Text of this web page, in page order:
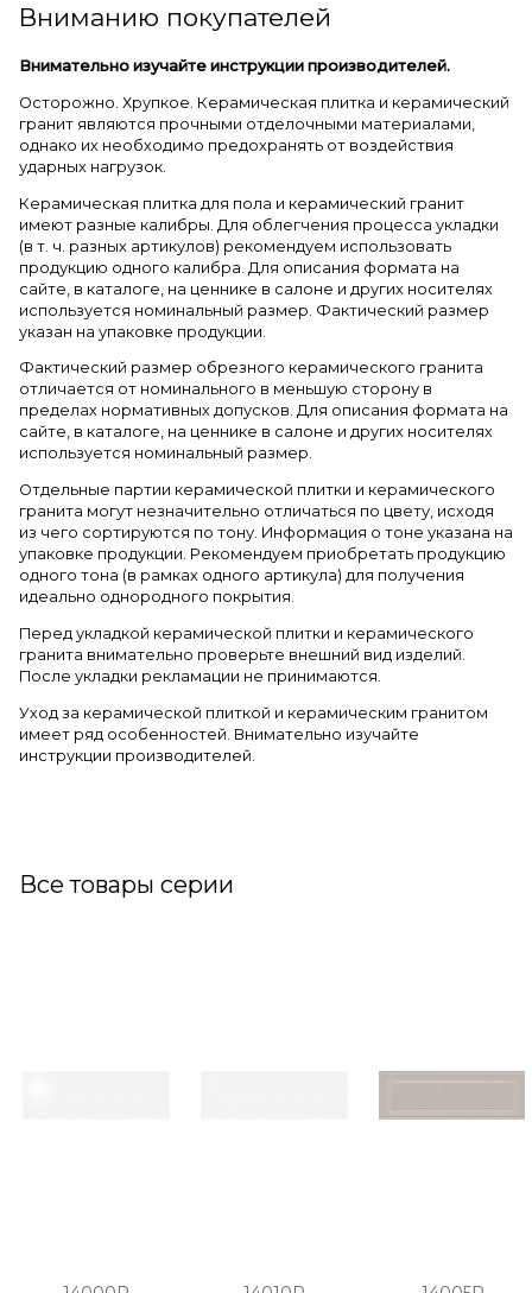
Вниманию покупателей
Внимательно изучайте инструкции производителей.
Осторожно. Хрупкое. Керамическая плитка и керамический
гранит являются прочными отделочными материалами,
однако их необходимо предохранять от воздействия
ударных нагрузок.
Керамическая плитка для пола и керамический гранит
имеют разные калибры. Для облегчения процесса укладки
(в т. ч. разных артикулов) рекомендуем использовать
продукцию одного калибра. Для описания формата на
сайте, в каталоге, на ценнике в салоне и других носителях
используется номинальный размер. Фактический размер
указан на упаковке продукции.
Фактический размер обрезного керамического гранита
отличается от номинального в меньшую сторону в
пределах нормативных допусков. Для описания формата на
сайте, в каталоге, на ценнике в салоне и других носителях
используется номинальный размер.
Отдельные партии керамической плитки и керамического
гранита могут незначительно отличаться по цвету, исходя
из чего сортируются по тону. Информация о тоне указана на
упаковке продукции. Рекомендуем приобретать продукцию
одного тона (в рамках одного артикула) для получения
идеально однородного покрытия.
Перед укладкой керамической плитки и керамического
гранита внимательно проверьте внешний вид изделий.
После укладки рекламации не принимаются.
Уход за керамической плиткой и керамическим гранитом
имеет ряд особенностей. Внимательно изучайте
инструкции производителей.
Все товары серии